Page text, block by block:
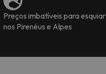
Preços imbatíveis para esquiar
nos Pirenéus e Alpes